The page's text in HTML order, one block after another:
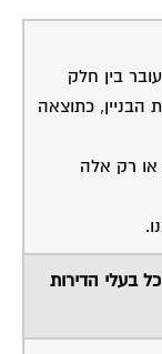
שעובר בין חלק
הבניין, כתוצאה
או רק אלה
כל בעלי הדירות